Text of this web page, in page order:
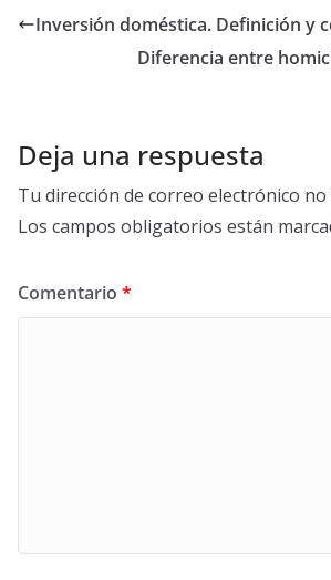
Inversión doméstica. Definición y
Diferencia entre
Deja una respuesta
Tu dirección de correo electrónico no
Los campos obligatorios están
Comentario *